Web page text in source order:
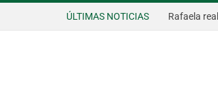
ÚLTIMAS NOTICIAS Rafaela